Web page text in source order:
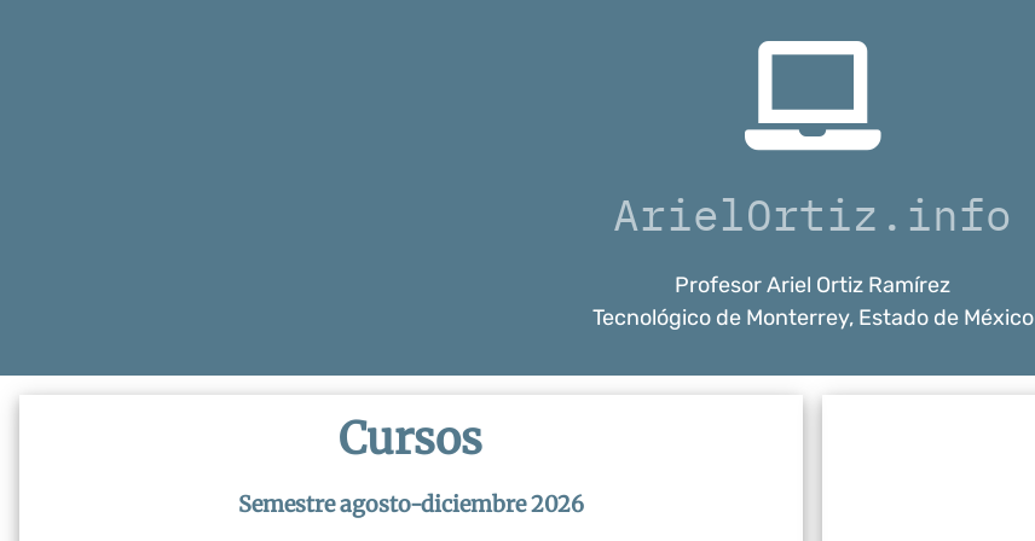
ArielOrtiz.info
Profesor Ariel Ortiz Ramírez
Tecnológico de Monterrey, Estado de México
Cursos
Semestre agosto-diciembre 2026